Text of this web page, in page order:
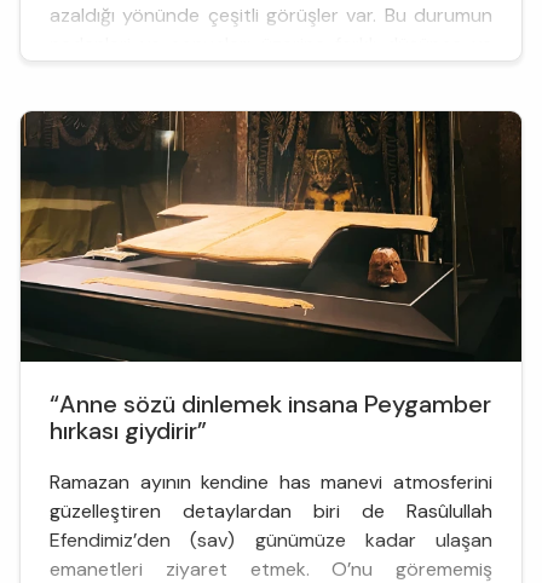
azaldığı yönünde çeşitli görüşler var. Bu durumun
fazla g...
“Anne sözü dinlemek insana Peygamber
hırkası giydirir”
Ramazan ayının kendine has manevi atmosferini
güzelleştiren detaylardan biri de Rasûlullah
Efendimiz’den (sav) günümüze kadar ulaşan
emanetleri ziyaret etmek. O’nu görememiş